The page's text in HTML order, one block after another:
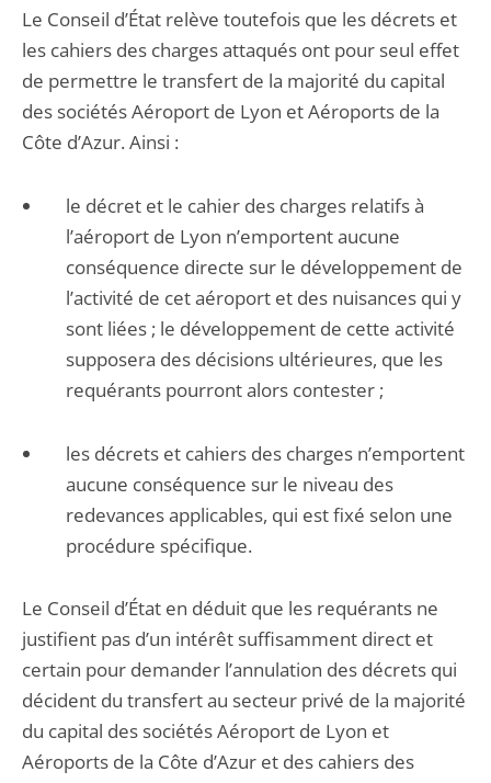
Le Conseil d’État relève toutefois que les décrets et
les cahiers des charges attaqués ont pour seul effet
de permettre le transfert de la majorité du capital
des sociétés Aéroport de Lyon et Aéroports de la
Côte d’Azur. Ainsi :
le décret et le cahier des charges relatifs à
l’aéroport de Lyon n’emportent aucune
conséquence directe sur le développement de
l’activité de cet aéroport et des nuisances qui y
sont liées ; le développement de cette activité
supposera des décisions ultérieures, que les
requérants pourront alors contester ;
les décrets et cahiers des charges n’emportent
aucune conséquence sur le niveau des
redevances applicables, qui est fixé selon une
procédure spécifique.
Le Conseil d’État en déduit que les requérants ne
justifient pas d’un intérêt suffisamment direct et
certain pour demander l’annulation des décrets qui
décident du transfert au secteur privé de la majorité
du capital des sociétés Aéroport de Lyon et
Aéroports de la Côte d’Azur et des cahiers des